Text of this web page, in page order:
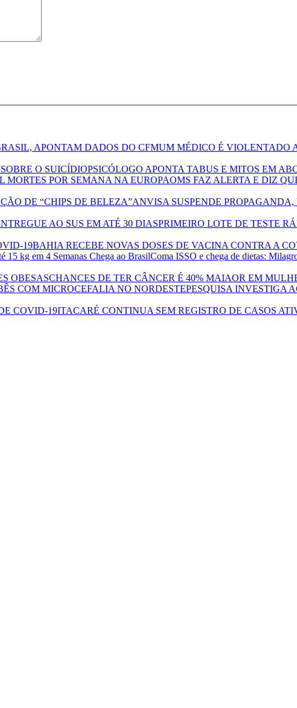
UM MÉDICO É VIOLENTADO
PSICÓLOGO APONTA TABUS E MITOS EM
OMS FAZ ALERTA E DIZ
ANVISA SUSPENDE
PRIMEIRO LOTE DE TESTE
BAHIA RECEBE NOVAS DOSES DE VACINA CONTRA A
Coma ISSO e chega de dietas:
CHANCES DE TER CÂNCER É 40% MAIAOR EM
PESQUISA INVESTIGA
ITACARÉ CONTINUA SEM REGISTRO DE CASOS